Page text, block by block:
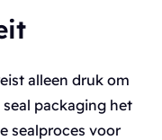
alleen druk om
packaging het
sealproces voor